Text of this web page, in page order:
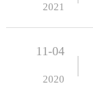
2021
11-04
2020